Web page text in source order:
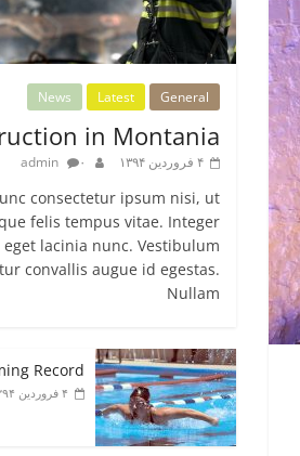
General
Latest
News
in Montania
۴ فروردین ۱۳۹۴ admin ۰
consectetur ipsum nisi, ut
felis tempus vitae. Integer
eget lacinia nunc. Vestibulum
convallis augue id egestas.
Nullam
Record
۴ فروردین ۱۳۹۴